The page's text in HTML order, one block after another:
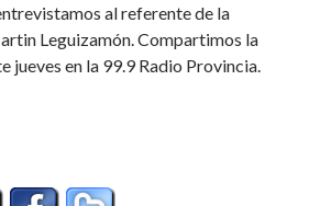
al referente de la
Leguizamón. Compartimos la
jueves en la 99.9 Radio Provincia.
4° edición (Audio)